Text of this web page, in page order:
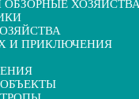
ХОЗЯЙСТВА
И ПРИКЛЮЧЕНИЯ